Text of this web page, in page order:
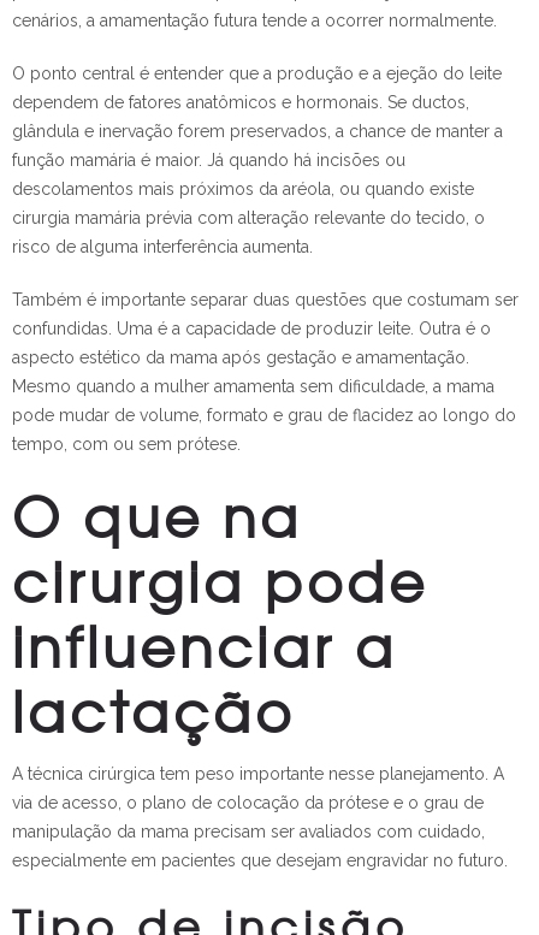
cenários, a amamentação futura tende a ocorrer normalmente.
O ponto central é entender que a produção e a ejeção do leite
dependem de fatores anatômicos e hormonais. Se ductos,
glândula e inervação forem preservados, a chance de manter a
função mamária é maior. Já quando há incisões ou
descolamentos mais próximos da aréola, ou quando existe
cirurgia mamária prévia com alteração relevante do tecido, o
risco de alguma interferência aumenta.
Também é importante separar duas questões que costumam ser
confundidas. Uma é a capacidade de produzir leite. Outra é o
aspecto estético da mama após gestação e amamentação.
Mesmo quando a mulher amamenta sem dificuldade, a mama
pode mudar de volume, formato e grau de flacidez ao longo do
tempo, com ou sem prótese.
O que na
cirurgia pode
influenciar a
lactação
A técnica cirúrgica tem peso importante nesse planejamento. A
via de acesso, o plano de colocação da prótese e o grau de
manipulação da mama precisam ser avaliados com cuidado,
especialmente em pacientes que desejam engravidar no futuro.